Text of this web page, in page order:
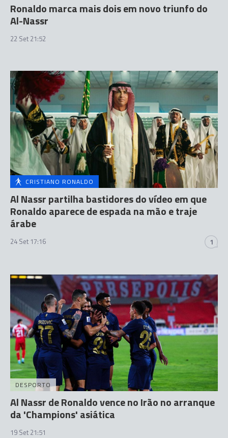
Ronaldo marca mais dois em novo triunfo do
Al-Nassr
22 Set 21:52
CRISTIANO RONALDO
Al Nassr partilha bastidores do vídeo em que
Ronaldo aparece de espada na mão e traje
árabe
24 Set 17:16 1
DESPORTO
Al Nassr de Ronaldo vence no Irão no arranque
da 'Champions' asiática
19 Set 21:51